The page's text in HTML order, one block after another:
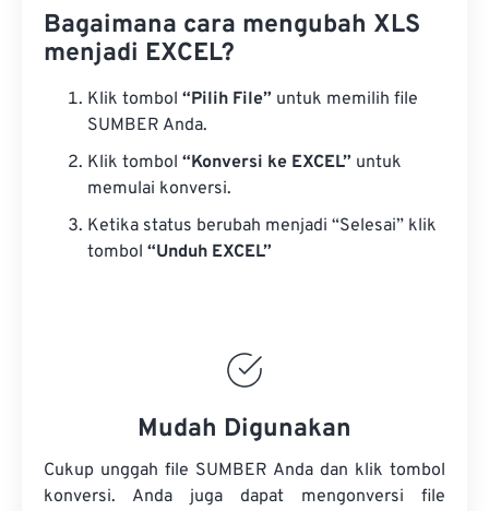
Bagaimana cara mengubah XLS
menjadi EXCEL?
Klik tombol “Pilih File” untuk memilih file
SUMBER Anda.
Klik tombol “Konversi ke EXCEL” untuk
memulai konversi.
Ketika status berubah menjadi “Selesai” klik
tombol “Unduh EXCEL”
Mudah Digunakan
Cukup unggah file SUMBER Anda dan klik tombol
konversi. Anda juga dapat mengonversi file